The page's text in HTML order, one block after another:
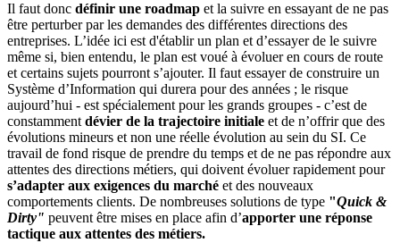
Il faut donc définir une roadmap et la suivre en essayant de ne pas
être perturber par les demandes des différentes directions des
entreprises. L’idée ici est d'établir un plan et d’essayer de le suivre
même si, bien entendu, le plan est voué à évoluer en cours de route
et certains sujets pourront s’ajouter. Il faut essayer de construire un
Système d’Information qui durera pour des années ; le risque
aujourd’hui - est spécialement pour les grands groupes - c’est de
constamment dévier de la trajectoire initiale et de n’offrir que des
évolutions mineurs et non une réelle évolution au sein du SI. Ce
travail de fond risque de prendre du temps et de ne pas répondre aux
attentes des directions métiers, qui doivent évoluer rapidement pour
s’adapter aux exigences du marché et des nouveaux
comportements clients. De nombreuses solutions de type "Quick &
Dirty" peuvent être mises en place afin d’apporter une réponse
tactique aux attentes des métiers.